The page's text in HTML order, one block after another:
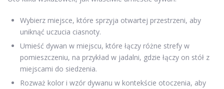
Wybierz miejsce, które sprzyja otwartej przestrzeni, aby
uniknąć uczucia ciasnoty.
Umieść dywan w miejscu, które łączy różne strefy w
pomieszczeniu, na przykład w jadalni, gdzie łączy on stół z
miejscami do siedzenia.
Rozważ kolor i wzór dywanu w kontekście otoczenia, aby